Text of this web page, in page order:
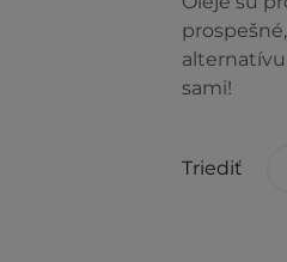
sami!
Triediť